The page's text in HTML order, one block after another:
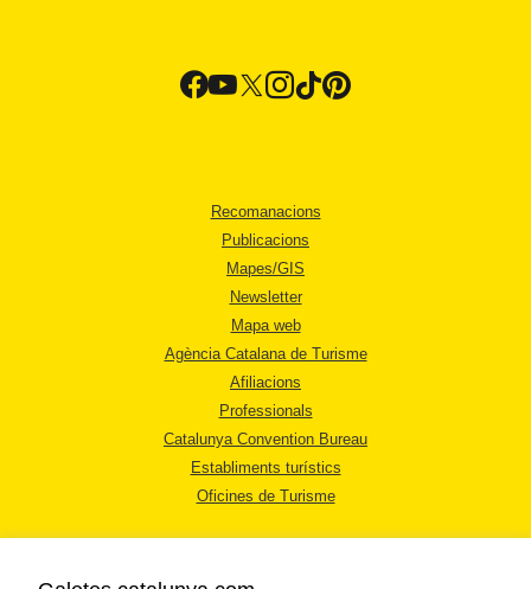
Recomanacions
Publicacions
Mapes/GIS
Newsletter
Mapa web
Agència Catalana de Turisme
Afiliacions
Professionals
Catalunya Convention Bureau
Establiments turístics
Oficines de Turisme